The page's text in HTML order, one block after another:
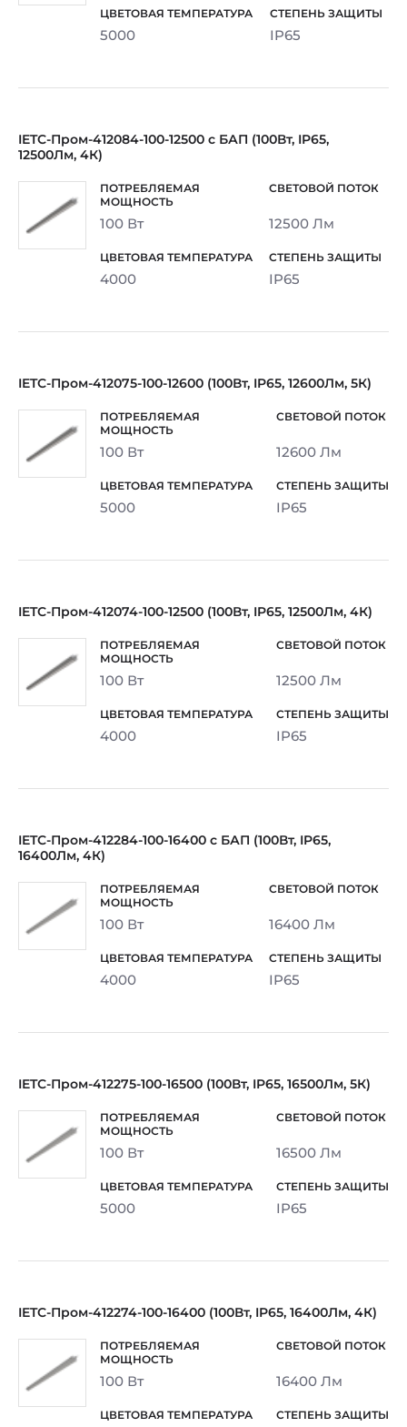
5000 IP65
IETC-Пром-412084-100-12500 с БАП (100Вт, IP65,
12500Лм, 4К)
100 Вт 12500 Лм
4000 IP65
IETC-Пром-412075-100-12600 (100Вт, IP65, 12600Лм, 5К)
100 Вт 12600 Лм
5000 IP65
IETC-Пром-412074-100-12500 (100Вт, IP65, 12500Лм, 4К)
100 Вт 12500 Лм
4000 IP65
IETC-Пром-412284-100-16400 с БАП (100Вт, IP65,
16400Лм, 4К)
100 Вт 16400 Лм
4000 IP65
IETC-Пром-412275-100-16500 (100Вт, IP65, 16500Лм, 5К)
100 Вт 16500 Лм
5000 IP65
IETC-Пром-412274-100-16400 (100Вт, IP65, 16400Лм, 4К)
100 Вт 16400 Лм